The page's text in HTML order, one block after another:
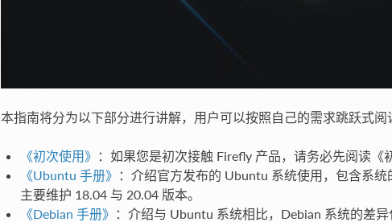
本指南将分为以下部分进行讲解，用户可以按照自己的需求跳跃式阅
《初次使用》 ：如果您是初次接触 Firefly 产品，请务必先阅读《
《Ubuntu 手册》 ：介绍官方发布的 Ubuntu 系统使用，包含系
主要维护 18.04 与 20.04 版本。
《Debian 手册》 ：介绍与 Ubuntu 系统相比，Debian 系统的差异